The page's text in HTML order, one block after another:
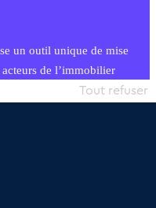
un outil unique de mise
de l’immobilier
simple et intégrant
Tout refuser